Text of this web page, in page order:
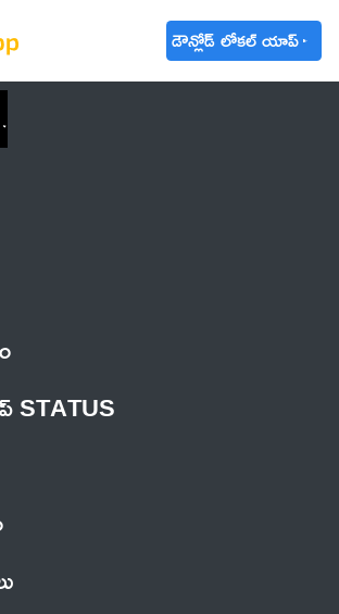
డౌన్లోడ్ లోకల్ యాప్
STATUS